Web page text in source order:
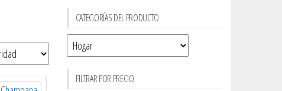
CATEGORÍAS DEL PRODUCTO
FILTRAR POR PRECIO